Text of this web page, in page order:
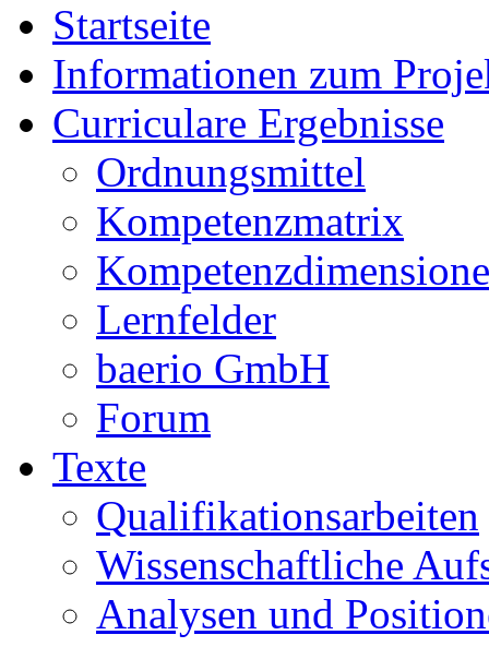
Startseite
Informationen zum
Curriculare Ergebnisse
Ordnungsmittel
Kompetenzmatrix
Lernfelder
baerio GmbH
Forum
Texte
Qualifikationsarbeiten
Wissenschaftliche
Analysen und